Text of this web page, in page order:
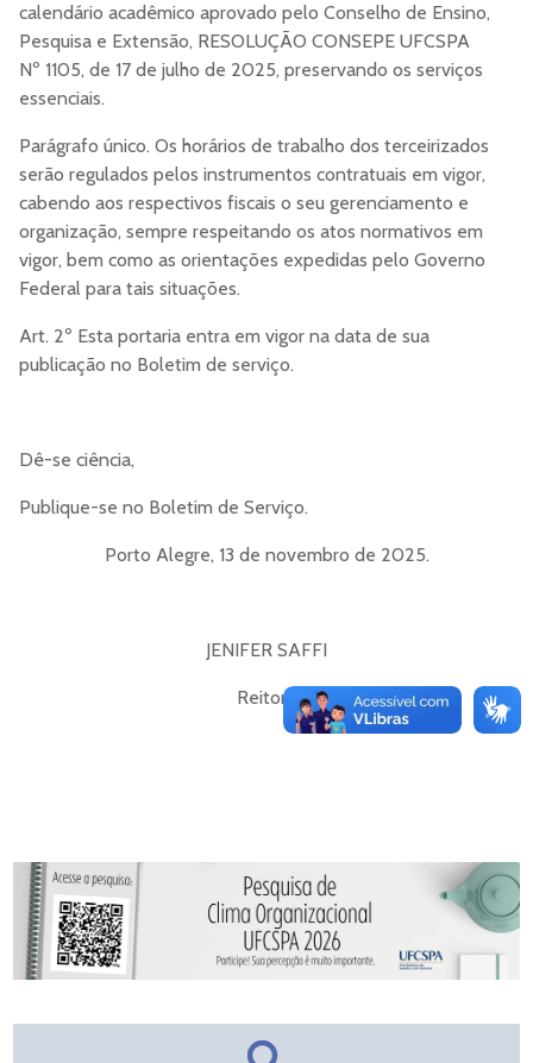
calendário acadêmico aprovado pelo Conselho de Ensino,
Pesquisa e Extensão, RESOLUÇÃO CONSEPE UFCSPA
Nº 1105, de 17 de julho de 2025, preservando os serviços
essenciais.
Parágrafo único. Os horários de trabalho dos terceirizados
serão regulados pelos instrumentos contratuais em vigor,
cabendo aos respectivos fiscais o seu gerenciamento e
organização, sempre respeitando os atos normativos em
vigor, bem como as orientações expedidas pelo Governo
Federal para tais situações.
Art. 2º Esta portaria entra em vigor na data de sua
publicação no Boletim de serviço.
Dê-se ciência,
Publique-se no Boletim de Serviço.
Porto Alegre, 13 de novembro de 2025.
JENIFER SAFFI
Reitora